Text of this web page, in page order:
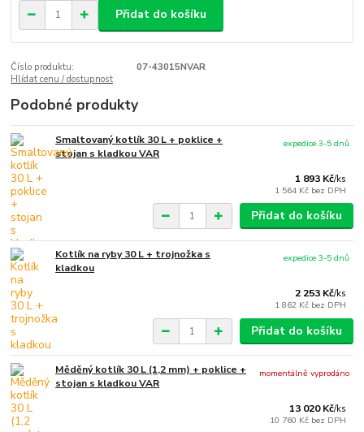
Přidat do košíku
Číslo produktu:
07-43015NVAR
Hlídat cenu / dostupnost
Podobné produkty
Smaltovaný kotlík 30 L + poklice +
stojan s kladkou VAR
1 893 Kč/ks
1 564 Kč bez DPH
expedice 3-5 dnů
Přidat do košíku
Kotlík na ryby 30 L + trojnožka s
kladkou
2 253 Kč/ks
1 862 Kč bez DPH
expedice 3-5 dnů
Přidat do košíku
Měděný kotlík 30 L (1,2 mm) + poklice +
stojan s kladkou VAR
13 020 Kč/ks
10 760 Kč bez DPH
momentálně vyprodáno